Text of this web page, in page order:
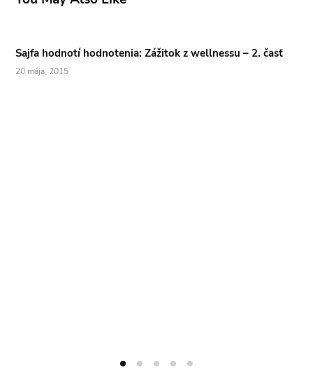
Sajfa hodnotí hodnotenia: Zážitok z wellnessu – 2. časť
20 mája, 2015